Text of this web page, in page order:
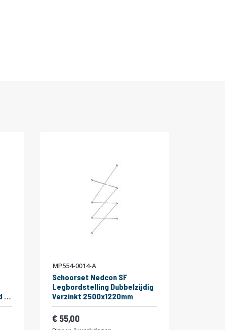
5
MP554-0014-A
Schoorset Nedcon SF
Legbordstelling Dubbelzijdig
Verzinkt 2500x1220mm
Vanaf
55,00